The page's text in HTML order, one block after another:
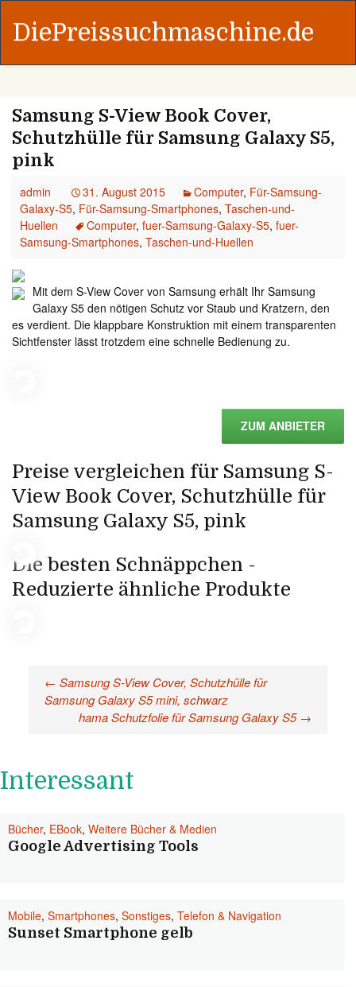
DiePreissuchmaschine.de
Samsung S-View Book Cover,
Schutzhülle für Samsung Galaxy S5,
pink
admin 31. August 2015 Computer, Für-Samsung-
Galaxy-S5, Für-Samsung-Smartphones, Taschen-und-
Huellen
Computer, fuer-Samsung-Galaxy-S5, fuer-
Samsung-Smartphones, Taschen-und-Huellen
Mit dem S-View Cover von Samsung erhält Ihr Samsung
Galaxy S5 den nötigen Schutz vor Staub und Kratzern, den
es verdient. Die klappbare Konstruktion mit einem transparenten
Sichtfenster lässt trotzdem eine schnelle Bedienung zu.
ZUM ANBIETER
Preise vergleichen für Samsung S-
View Book Cover, Schutzhülle für
Samsung Galaxy S5, pink
Die besten Schnäppchen -
Reduzierte ähnliche Produkte
Beitragsnavigation
← Samsung S-View Cover, Schutzhülle für
Samsung Galaxy S5 mini, schwarz
hama Schutzfolie für Samsung Galaxy S5 →
Interessant
Bücher, EBook, Weitere Bücher & Medien
Google Advertising Tools
Mobile, Smartphones, Sonstiges, Telefon & Navigation
Sunset Smartphone gelb